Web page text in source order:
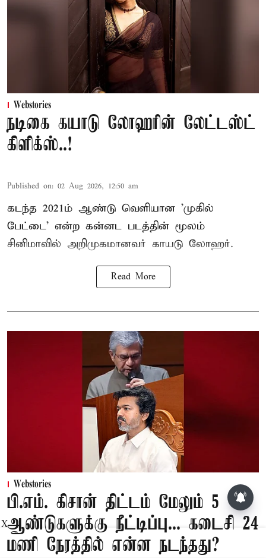
Webstories
நடிகை கயாடு லோஹரின் லேட்டஸ்ட்
கிளிக்ஸ்..!
Published on: 02 Aug 2026, 12:50 am
கடந்த 2021ம் ஆண்டு வெளியான 'முகில்
பேட்டை' என்ற கன்னட படத்தின் மூலம்
சினிமாவில் அறிமுகமானவர் காயடு லோஹர்.
Read More
Webstories
பி.எம். கிசான் திட்டம் மேலும் 5
ஆண்டுகளுக்கு நீட்டிப்பு... கடைசி 24
மணி நேரத்தில் என்ன நடந்தது?
X
பூசணி விதைகள் சாப்பிடுவதால்
கிடைக்கும் முக்கிய நன்மைகள்